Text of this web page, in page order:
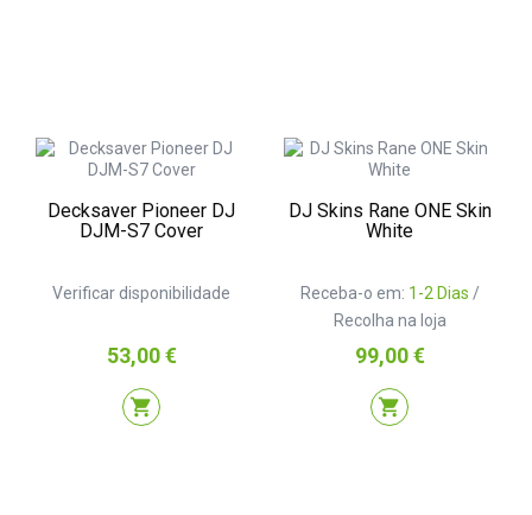
Decksaver Pioneer DJ
DJM-S7 Cover
Verificar disponibilidade
Preço
53,00 €
shopping_cart
DJ Skins Rane ONE Skin
White
Receba-o em: 1-2 Dias /
Recolha na loja
Preço
99,00 €
shopping_cart